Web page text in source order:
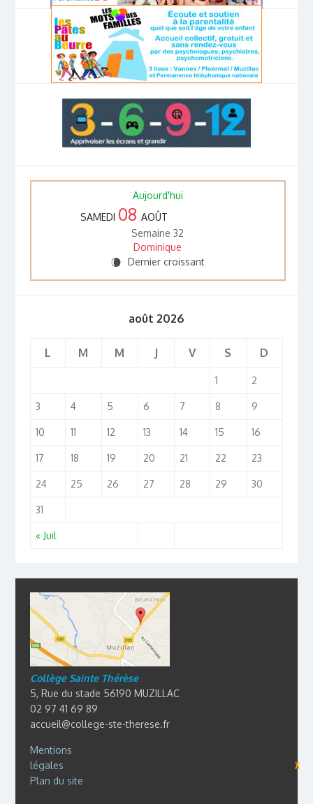
Aujourd'hui
SAMEDI 08 AOÛT
Semaine 32
Dominique
W Dernier croissant
août 2026
L M M J V S D
« Juil
1 2
3 4 5 6 7 8 9
10 11 12 13 14 15 16
17 18 19 20 21 22 23
24 25 26 27 28 29 30
31
Collège Sainte Thérèse
5, Rue du stade 56190 MUZILLAC
02 97 41 69 89
accueil@college-ste-therese.fr
Mentions
légales
⊼
Plan du site